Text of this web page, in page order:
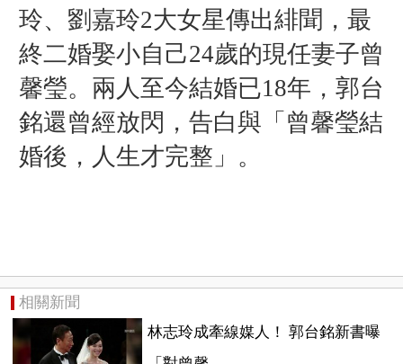
玲、劉嘉玲2大女星傳出緋聞，最
終二婚娶小自己24歲的現任妻子曾
馨瑩。兩人至今結婚已18年，郭台
銘還曾經放閃，告白與「曾馨瑩結
婚後，人生才完整」。
相關新聞
林志玲成牽線媒人！ 郭台銘新書曝